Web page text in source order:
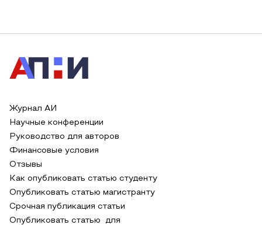
Журнал АИ
Научные конференции
Руководство для авторов
Финансовые условия
Отзывы
Как опубликовать статью студенту
Опубликовать статью магистранту
Срочная публикация статьи
Опубликовать статью для